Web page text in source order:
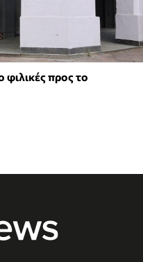
προς το